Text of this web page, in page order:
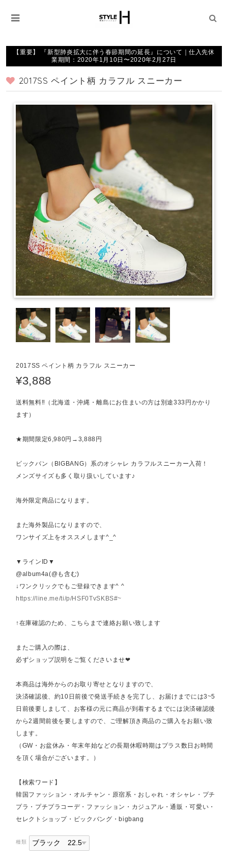
【重要】 『新型肺炎拡大に伴う春節期間の延長』について｜仕入先休
業期間：2020年1月10日〜2020年2月27日
2017SS ペイント柄 カラフル スニーカー
2017SS ペイント柄 カラフル スニーカー
¥3,888
送料無料‼（北海道・沖縄・離島にお住まいの方は別途333円かかり
ます）
★期間限定6,980円→3,888円
ビックバン（BIGBANG）系のオシャレ カラフルスニーカー入荷！
メンズサイズも多く取り扱いしています♪
海外限定商品になります。
また海外製品になりますので、
ワンサイズ上をオススメします^_^
▼ラインID▼
@album4a(@も含む)
↓ワンクリックでもご登録できます^ ^
https://line.me/ti/p/HSF0TvSKBS#~
↑在庫確認のため、こちらまで連絡お願い致します
またご購入の際は、
必ずショップ説明をご覧くださいませ❤︎
本商品は海外からのお取り寄せとなりますので、
決済確認後、約10日前後で発送手続きを完了し、お届けまでには3~5
日前後要しまして、お客様の元に商品が到着するまでには決済確認後
から2週間前後を要しますので、ご理解頂き商品のご購入をお願い致
します。
（GW・お盆休み・年末年始などの長期休暇時期はプラス数日お時間
を頂く場合がございます。）
【検索ワード】
韓国ファッション・オルチャン・原宿系・おしゃれ・オシャレ・プチ
プラ・プチプラコーデ・ファッション・カジュアル・通販・可愛い・
セレクトショップ・ビックバング・bigbang
種類